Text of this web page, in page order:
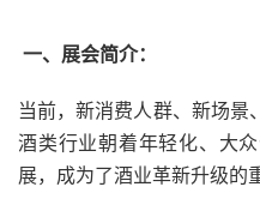
一、展会简介：
当前，新消费人群、新场景
酒类行业朝着年轻化、大
展，成为了酒业革新升级的